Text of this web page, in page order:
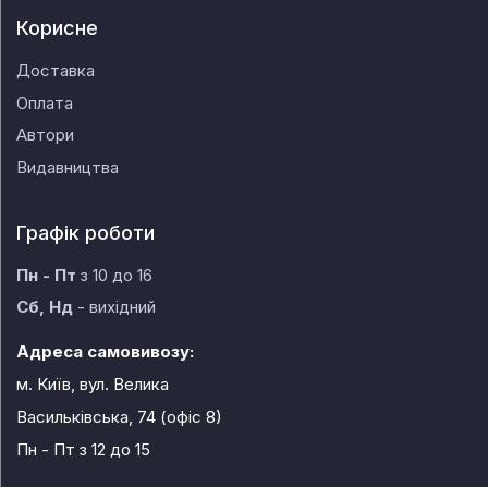
Корисне
Доставка
Оплата
Автори
Видавництва
Графік роботи
Пн - Пт з 10 до 16
Сб, Нд - вихідний
Адреса самовивозу:
м. Київ, вул. Велика
Васильківська, 74 (офіс 8)
Пн - Пт з 12 до 15